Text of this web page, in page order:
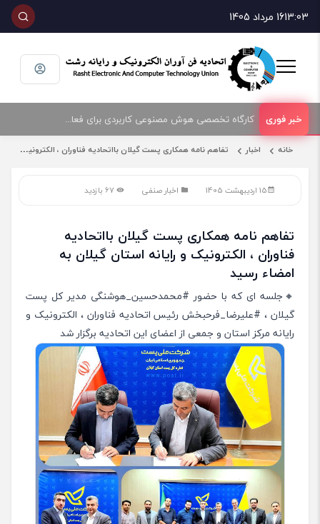
13:0316 مرداد 1405
کارگاه تخصصی هوش مصنوعی کاربردی برای فعالان حوزه فناوری و فروش تجهیزات الکترونیک و رایانه
امضای تفاهمنامه همکاری بین اتحادیه صنف فناوران الکترونیک و رایانه شهرستان رشت و پارک علم و فناوری گیلان
خانه اخبار تفاهم نامه همکاری پست گیلان بااتحادیه فناوران ، الکترونیک و رایانه استان گیلان به امضاء رسید
15 اردیبهشت 1405 اخبار صنفی
تفاهم نامه همکاری پست گیلان بااتحادیه
فناوران ، الکترونیک و رایانه استان گیلان به
امضاء رسید
🔸جلسه ای که با حضور #محمدحسین_هوشنگی مدیر کل پست
گیلان ، #علیرضا_فرحبخش رئیس اتحادیه فناوران ، الکترونیک و
رایانه مرکز استان و جمعی از اعضای این اتحادیه برگزار شد